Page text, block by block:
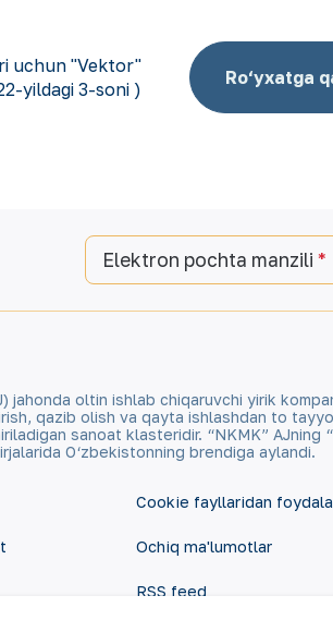
uchun "Vektor"
yildagi 3-soni )
Ro‘yxatga
Elektron pochta manzili
jahonda oltin ishlab chiqaruvchi yirik
qazib olish va qayta ishlashdan to
sanoat klasteridir. “NKMK”
O‘zbekistonning brendiga aylandi.
Cookie fayllaridan
Ochiq ma'lumotlar
RSS feed